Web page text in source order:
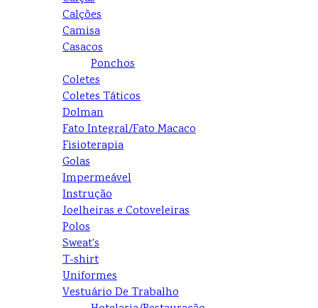
Calções
Camisa
Casacos
Ponchos
Coletes
Coletes Táticos
Dolman
Fato Integral/Fato Macaco
Fisioterapia
Golas
Impermeável
Instrução
Joelheiras e Cotoveleiras
Polos
Sweat's
T-shirt
Uniformes
Vestuário De Trabalho